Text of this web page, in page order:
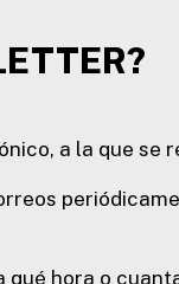
a la que se
hora o